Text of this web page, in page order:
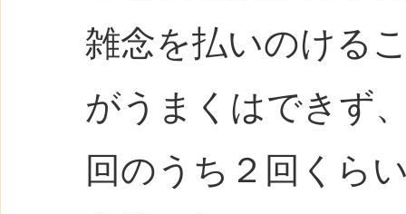
雑念を払いのける
がうまくはできず
回のうち２回くら